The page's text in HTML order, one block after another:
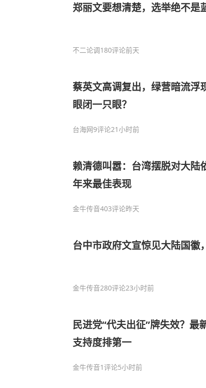
郑丽文要想清楚，选举绝不是
不二论调180评论前天
蔡英文高调复出，绿营暗流浮
眼闭一只眼？
台海网9评论21小时前
赖清德叫嚣：台湾摆脱对大陆
年来最佳表现
金牛传音403评论昨天
台中市政府文宣惊见大陆国徽
金牛传音280评论23小时前
民进党“代夫出征”牌失效？最
支持度排第一
金牛传音1评论5小时前